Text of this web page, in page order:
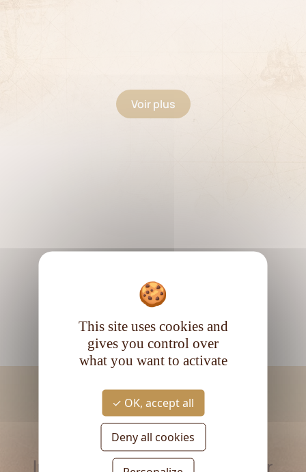
Voir plus
RESTEZ INFORMÉ
Inscrivez-vous à la newsletter
This site uses cookies and
gives you control over
what you want to activate
OK, accept all
Deny all cookies